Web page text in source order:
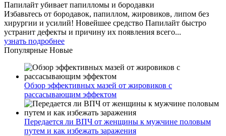
Папилайт убивает папилломы и бородавки
Избавьтесь от бородавок, папиллом, жировиков, липом без
хирургии и усилий! Новейшее средство Папилайт быстро
устранит дефекты и причину их появления всего...
узнать подробнее
Популярные Новые
Обзор эффективных мазей от жировиков с
рассасывающим эффектом
Передается ли ВПЧ от женщины к мужчине половым
путем и как избежать заражения